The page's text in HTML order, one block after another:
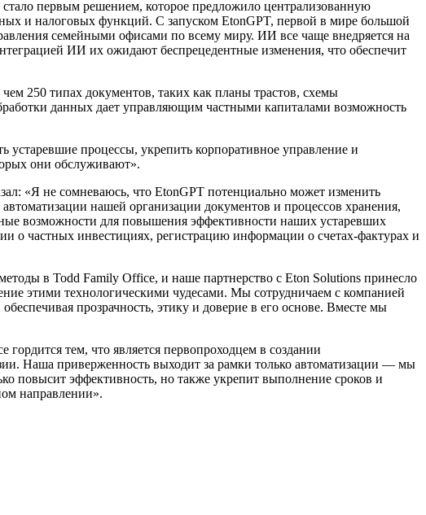
первым решением, которое предложило централизованную
и налоговых функций. С запуском EtonGPT, первой в мире большой
семейными офисами по всему миру. ИИ все чаще внедряется на
ИИ их ожидают беспрецедентные изменения, что обеспечит
250 типах документов, таких как планы трастов, схемы
данных дает управляющим частными капиталами возможность
процессы, укрепить корпоративное управление и
они обслуживают».
«Я не сомневаюсь, что EtonGPT потенциально может изменить
нашей организации документов и процессов хранения,
возможности для повышения эффективности наших устаревших
о частных инвестициях, регистрацию информации о счетах-фактурах и
в Todd Family Office, и наше партнерство с Eton Solutions принесло
этими технологическими чудесами. Мы сотрудничаем с компанией
прозрачность, этику и доверие в его основе. Вместе мы
тем, что является первопроходцем в создании
Наша приверженность выходит за рамки только автоматизации — мы
повысит эффективность, но также укрепит выполнение сроков и
направлении».